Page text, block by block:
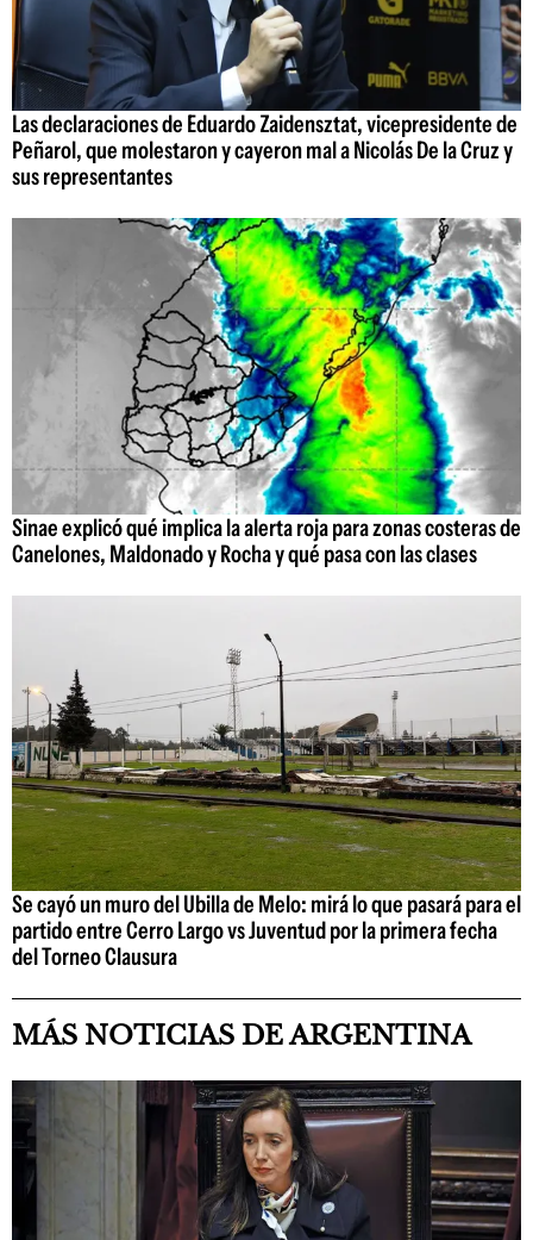
Las declaraciones de Eduardo Zaidensztat, vicepresidente de
Peñarol, que molestaron y cayeron mal a Nicolás De la Cruz y
sus representantes
Sinae explicó qué implica la alerta roja para zonas costeras de
Canelones, Maldonado y Rocha y qué pasa con las clases
Se cayó un muro del Ubilla de Melo: mirá lo que pasará para el
partido entre Cerro Largo vs Juventud por la primera fecha
del Torneo Clausura
MÁS NOTICIAS DE ARGENTINA